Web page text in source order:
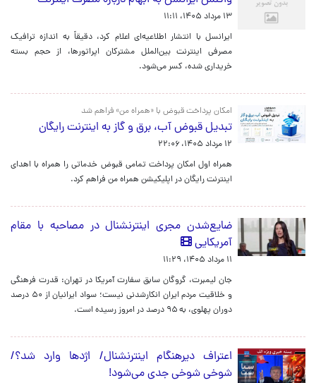
۱۳ مرداد ۱۴۰۵، ۱۱:۱۱
ایرانسل با انتشار اطلاعیه‌ای اعلام کرد، دقیقاً به اندازه ترافیک
مصرفی اینترنت بین‌الملل مشترکان اپراتورها، از حجم بسته
خریداری شده، کسر می‌شود.
امکان پرداخت قبوض با «همراه من» فراهم شد
تبدیل قبوض آب، برق و گاز به اینترنت رایگان
۱۲ مرداد ۱۴۰۵، ۲۲:۰۶
همراه اول امکان پرداخت تمامی قبوض خدماتی را همراه با اهدای
اینترنت رایگان در اپلیکیشن همراه من فراهم کرد.
ضایع‌شدن مجری اینترنشنال در مصاحبه با مقام
آمریکایی
۱۱ مرداد ۱۴۰۵، ۱۱:۲۹
جان لیمبرت، گروگان سابق سفارت آمریکا در تهران: قدرت فرهنگی
و خلاقیت مردم ایران انکارشدنی نیست؛ سواد ایرانیان از ۵۰ درصد
دوران پهلوی، به ۹۵ درصد در امروز رسیده است.
اعتراف دیرهنگام اینترنشنال/ اژدها وارد شد؟/
شوخی شوخی جدی می‌شود!